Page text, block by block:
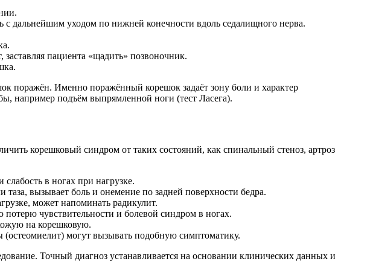
дальнейшим уходом по нижней конечности вдоль седалищного нерва.
пациента «щадить» позвоночник.
поражён. Именно поражённый корешок задаёт зону боли и характер
например подъём выпрямленной ноги (тест Ласега).
корешковый синдром от таких состояний, как спинальный стеноз, артроз
в ногах при нагрузке.
вызывает боль и онемение по задней поверхности бедра.
может напоминать радикулит.
чувствительности и болевой синдром в ногах.
на корешковую.
могут вызывать подобную симптоматику.
Точный диагноз устанавливается на основании клинических данных и